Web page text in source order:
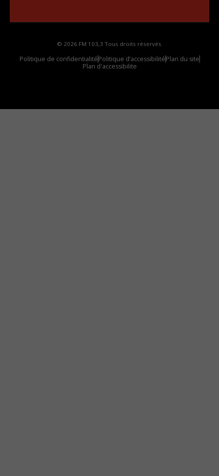
© 2026 FM 103,3 Tous droits réservés.
Politique de confidentialitéPolitique d’accessibilitéPlan du site
Plan d'accessibilite